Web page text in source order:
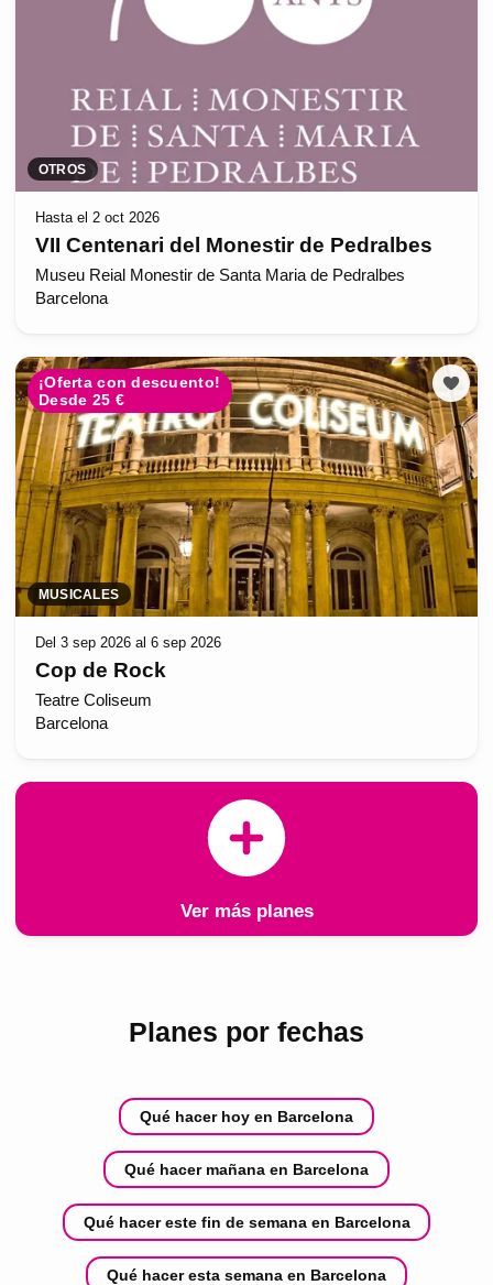
OTROS
Hasta el 2 oct 2026
VII Centenari del Monestir de Pedralbes
Museu Reial Monestir de Santa Maria de Pedralbes
Barcelona
¡Oferta con descuento!
Desde 25 €
MUSICALES
Del 3 sep 2026 al 6 sep 2026
Cop de Rock
Teatre Coliseum
Barcelona
Ver más planes
Planes por fechas
Qué hacer hoy en Barcelona
Qué hacer mañana en Barcelona
Qué hacer este fin de semana en Barcelona
Qué hacer esta semana en Barcelona